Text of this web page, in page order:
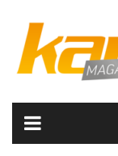
content